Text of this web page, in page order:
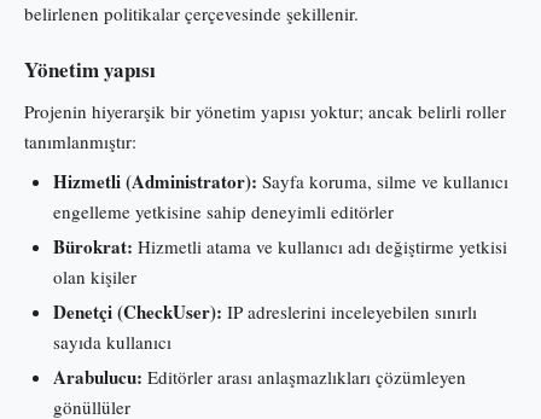
belirlenen politikalar çerçevesinde şekillenir.
Yönetim yapısı
Projenin hiyerarşik bir yönetim yapısı yoktur; ancak belirli roller
tanımlanmıştır:
Hizmetli (Administrator): Sayfa koruma, silme ve kullanıcı
engelleme yetkisine sahip deneyimli editörler
Bürokrat: Hizmetli atama ve kullanıcı adı değiştirme yetkisi
olan kişiler
Denetçi (CheckUser): IP adreslerini inceleyebilen sınırlı
sayıda kullanıcı
Arabulucu: Editörler arası anlaşmazlıkları çözümleyen
gönüllüler